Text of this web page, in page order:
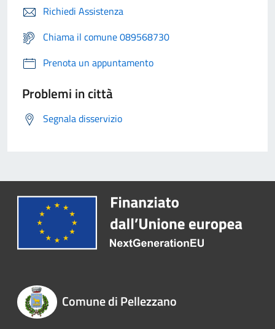
Richiedi Assistenza
Chiama il comune 089568730
Prenota un appuntamento
Problemi in città
Segnala disservizio
Comune di Pellezzano